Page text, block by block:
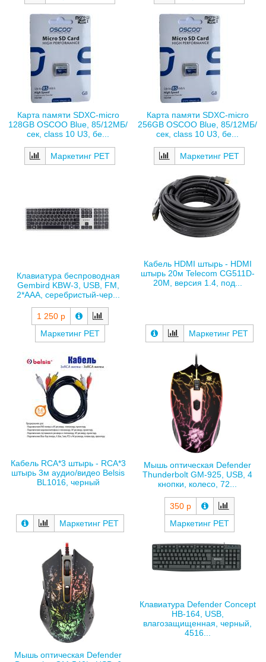
Карта памяти SDXC-micro
128GB OSCOO Blue, 85/12МБ/
сек, class 10 U3, бе...
Маркетинг РЕТ
Карта памяти SDXC-micro
256GB OSCOO Blue, 85/12МБ/
сек, class 10 U3, бе...
Маркетинг РЕТ
Клавиатура беспроводная
Gembird KBW-3, USB, FM,
2*AAA, серебристый-чер...
1 250 р
Маркетинг РЕТ
Кабель HDMI штырь - HDMI
штырь 20м Telecom CG511D-
20M, версия 1.4, под...
Маркетинг РЕТ
Кабель RCA*3 штырь - RCA*3
штырь 3м аудио/видео Belsis
BL1016, черный
Маркетинг РЕТ
Мышь оптическая Defender
Thunderbolt GM-925, USB, 4
кнопки, колесо, 72...
350 р
Маркетинг РЕТ
Мышь оптическая Defender
Клавиатура Defender Concept
HB-164, USB,
влагозащищенная, черный,
4516...